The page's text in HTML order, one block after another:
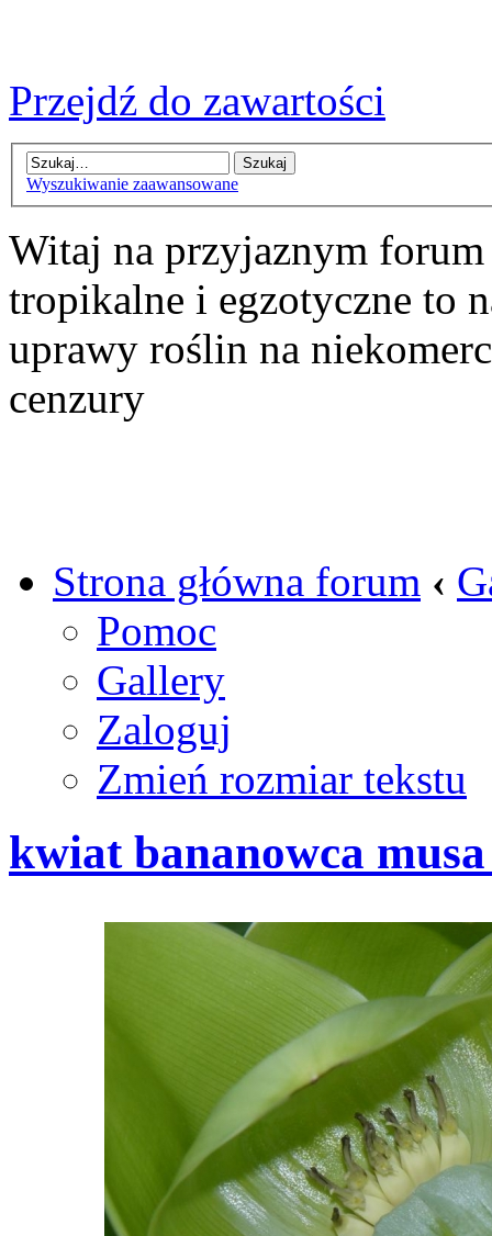
Przejdź do zawartości
Wyszukiwanie zaawansowane
Witaj na przyjaznym
tropikalne i egzotyczne to
uprawy roślin na
cenzury
Strona główna forum ‹
Pomoc
Gallery
Zaloguj
Zmień rozmiar tekstu
kwiat bananowca